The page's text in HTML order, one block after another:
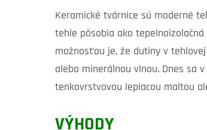
Keramické tvárnice sú moderné
tehle pôsobia ako
možnosťou je, že dutiny v
alebo minerálnou vlnou. Dnes sa
tenkovrstvovou lepiacou maltou
VÝHODY